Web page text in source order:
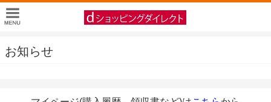
お知らせ